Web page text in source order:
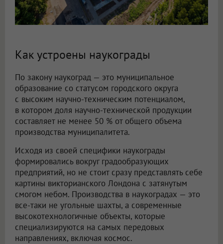
Как устроены наукограды
По закону наукоград — это муниципальное
образование со статусом городского округа
с высоким научно-техническим потенциалом,
в котором доля научно-технической продукции
составляет не менее 50 % от общего объема
производства муниципалитета.
Исходя из своей специфики наукограды
формировались вокруг градообразующих
предприятий, но не стоит сразу представлять себе
картины викторианского Лондона с затянутым
смогом небом. Производства в наукоградах — это
все-таки не угольные шахты, а современные
высокотехнологичные объекты, которые
специализируются на самых передовых
направлениях, включая космос.